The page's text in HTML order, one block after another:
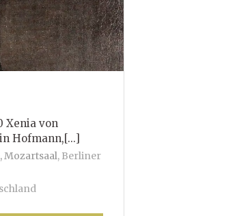
Xenia von
Mozartsaal, Berliner